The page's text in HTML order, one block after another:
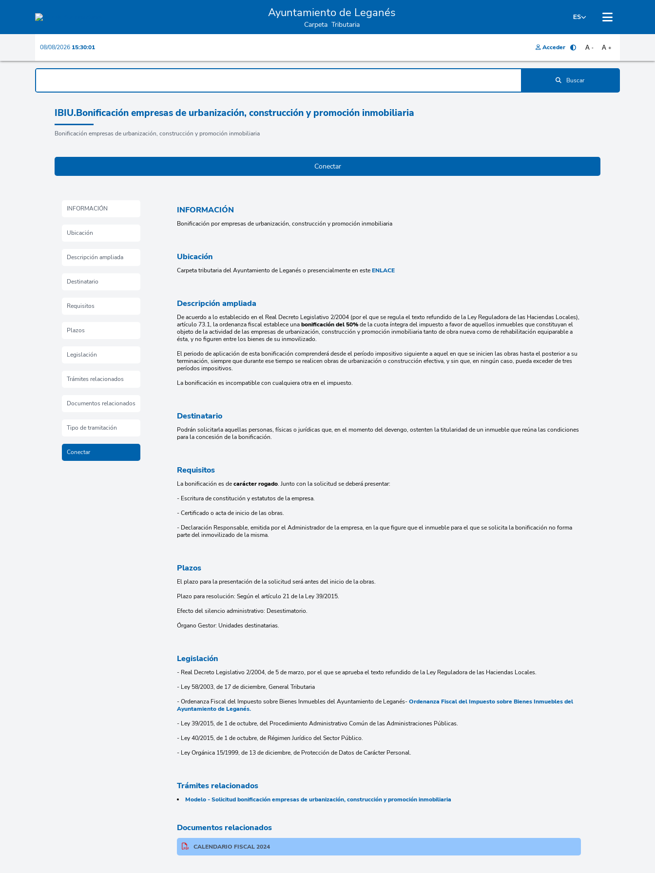
ES
Ayuntamiento de Leganés
Carpeta Tributaria
08/08/2026 15:30:02 Acceder A +
A -
Buscar
IBIU.Bonificación empresas de urbanización, construcción y promoción inmobiliaria
Bonificación empresas de urbanización, construcción y promoción inmobiliaria
INFORMACIÓN
Ubicación
Descripción ampliada
Destinatario
Requisitos
Plazos
Legislación
Trámites relacionados
Documentos relacionados
Tipo de tramitación
Conectar
INFORMACIÓN
Bonificación por empresas de urbanización, construcción y promoción inmobiliaria
Ubicación
Carpeta tributaria del Ayuntamiento de Leganés o presencialmente en esteENLACE
Descripción ampliada
De acuerdo a lo establecido en el Real Decreto Legislativo 2/2004 (por el que se regula el texto refundido de la Ley Reguladora de las Haciendas Locales),
artículo 73.1, la ordenanza fiscal establece unabonificación del 50%de la cuota íntegra del impuesto a favor de aquellos inmuebles que constituyan el
objeto de la actividad de las empresas de urbanización, construcción y promoción inmobiliaria tanto de obra nueva como de rehabilitación equiparable a
ésta, y no figuren entre los bienes de su inmovilizado.
El periodo de aplicación de esta bonificación comprenderá desde el período impositivo siguiente a aquel en que se inicien las obras hasta el posterior a su
terminación, siempre que durante ese tiempo se realicen obras de urbanización o construcción efectiva, y sin que, en ningún caso, pueda exceder de tres
períodos impositivos.
La bonificación es incompatible con cualquiera otra en el impuesto.
Destinatario
Podrán solicitarla aquellas personas, físicas o jurídicas que, en el momento del devengo, ostenten la titularidad de un inmueble que reúna las condiciones
para la concesión de la bonificación.
Requisitos
La bonificación es decarácter rogado. Junto con la solicitud se deberá presentar:
- Escritura de constitución y estatutos de la empresa.
- Certificado o acta de inicio de las obras.
- Declaración Responsable, emitida por el Administrador de la empresa, en la que figure que el inmueble para el que se solicita la bonificación no forma
parte del inmovilizado de la misma.
Plazos
El plazo para la presentación de la solicitud será antes del inicio de la obras.
Plazo para resolución: Según el artículo 21 de la Ley 39/2015.
Efecto del silencio administrativo: Desestimatorio.
Órgano Gestor: Unidades destinatarias.
Legislación
- Real Decreto Legislativo 2/2004, de 5 de marzo, por el que se aprueba el texto refundido de la Ley Reguladora de las Haciendas Locales.
- Ley 58/2003, de 17 de diciembre, General Tributaria
- Ordenanza Fiscal del Impuesto sobre Bienes Inmuebles del Ayuntamiento de Leganés-Ordenanza Fiscal del Impuesto sobre Bienes Inmuebles del
Ayuntamiento de Leganés.
- Ley 39/2015, de 1 de octubre, del Procedimiento Administrativo Común de las Administraciones Públicas.
- Ley 40/2015, de 1 de octubre, de Régimen Jurídico del Sector Público.
- Ley Orgánica 15/1999, de 13 de diciembre, de Protección de Datos de Carácter Personal.
Trámites relacionados
Modelo - Solicitud bonificación empresas de urbanización, construcción y promoción inmobiliaria
Documentos relacionados
CALENDARIO FISCAL 2024